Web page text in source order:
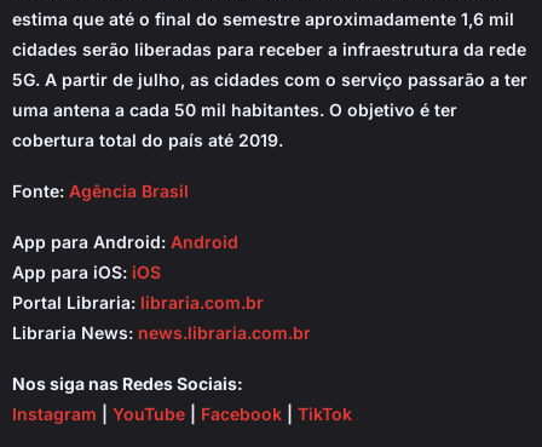
estima que até o final do semestre aproximadamente 1,6 mil
cidades serão liberadas para receber a infraestrutura da rede
5G. A partir de julho, as cidades com o serviço passarão a ter
uma antena a cada 50 mil habitantes. O objetivo é ter
cobertura total do país até 2019.
Fonte: Agência Brasil
App para Android: Android
App para iOS: iOS
Portal Libraria: libraria.com.br
Libraria News: news.libraria.com.br
Nos siga nas Redes Sociais:
Instagram
YouTube Facebook TikTok